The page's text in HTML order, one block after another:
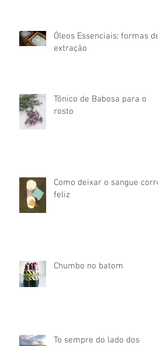
Óleos Essenciais: formas de
extração
Tônico de Babosa para o
rosto
Como deixar o sangue correr
feliz
Chumbo no batom
To sempre do lado dos